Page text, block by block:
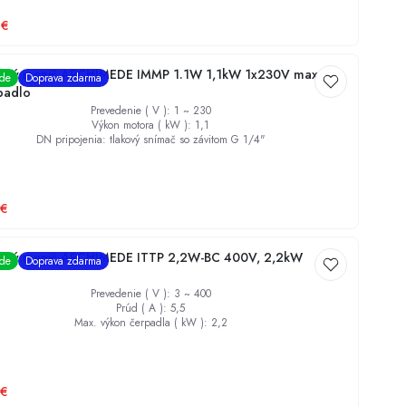
Doprava zdarma
menič ARCHIMEDE IMMP 1.1W 1,1kW 1x230V max. 9A
Prevedenie ( V ): 1 ~ 230
Výkon motora ( kW ): 1,1
DN pripojenia: tlakový snímač so závitom G 1/4"
Doprava zdarma
menič ARCHIMEDE ITTP 2,2W-BC 400V, 2,2kW
Prevedenie ( V ): 3 ~ 400
Prúd ( A ): 5,5
Max. výkon čerpadla ( kW ): 2,2